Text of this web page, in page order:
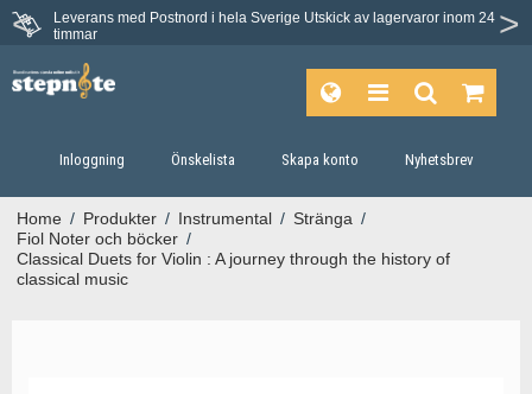
Leverans med Postnord i hela Sverige Utskick av lagervaror inom 24
timmar
Du har 30 dagars ångerrätt.
Inloggning Önskelista Skapa konto Nyhetsbrev
Home / Produkter / Instrumental / Stränga /
Fiol Noter och böcker /
Classical Duets for Violin : A journey through the history of
classical music